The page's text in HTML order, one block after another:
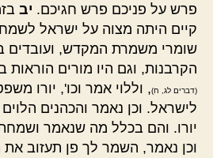
פרש על פניכם פרש חגיכם. יב
קיים היתה מצוה על ישראל
שומרי משמרת המקדש,
הקרבנות, וגם היו מורים
(דברים לג, ח), וללוי אמר וכו', יורו
לישראל. וכן נאמר והכהנים הלוים
יורו. והם בכלל מה שנאמר
וכן נאמר, השמר לך פן תעזוב את